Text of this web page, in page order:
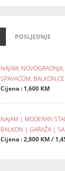
POSLJEDNJE
NAJAM,
SPAVAĆOM,
Cijena : 1,600 KM
NAJAM | MODERAN
BALKON | GARAŽA |
Cijena : 2,800 KM /